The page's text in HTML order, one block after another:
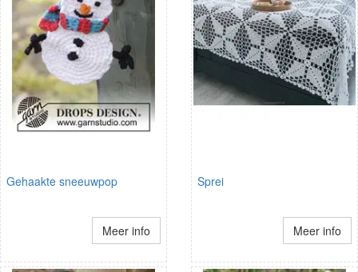
Gehaakte sneeuwpop
Meer info
Sprei
Meer info